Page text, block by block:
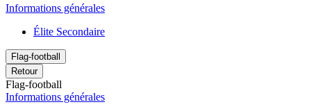
Informations générales
Élite Secondaire
Flag-football
Retour
Flag-football
Informations générales